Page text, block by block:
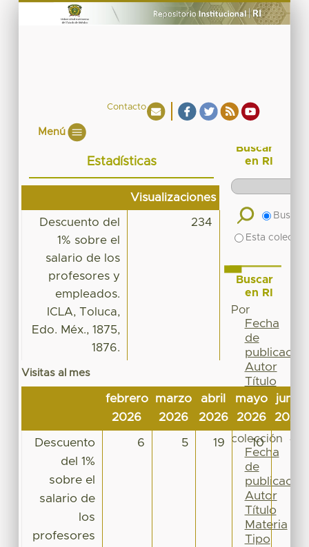
Contacto
Menú
Estadísticas
Visualizaciones
Descuento del
1% sobre el
salario de los
profesores y
empleados.
ICLA, Toluca,
Edo. Méx., 1875,
1876.
234
Visitas al mes
febrero
2026
marzo
2026
abril
2026
mayo
2026
junio
2026
Descuento
del 1%
sobre el
salario de
los
profesores
6 5 19 10 13
Buscar
en RI
Buscar
Esta
Buscar
en RI
Por
Fecha
de
publicación
Autor
Título
Materia
Tipo
colección
Fecha
de
publicación
Autor
Título
Materia
Tipo